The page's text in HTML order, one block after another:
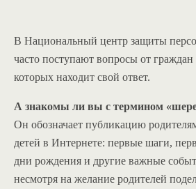
В Национальный центр защиты
часто поступают вопросы от
которых находит свой ответ.
А знакомы ли вы с термином
Он обозначает публикацию
детей в Интернете: первые шаги,
дни рождения и другие важные
несмотря на желание родителей